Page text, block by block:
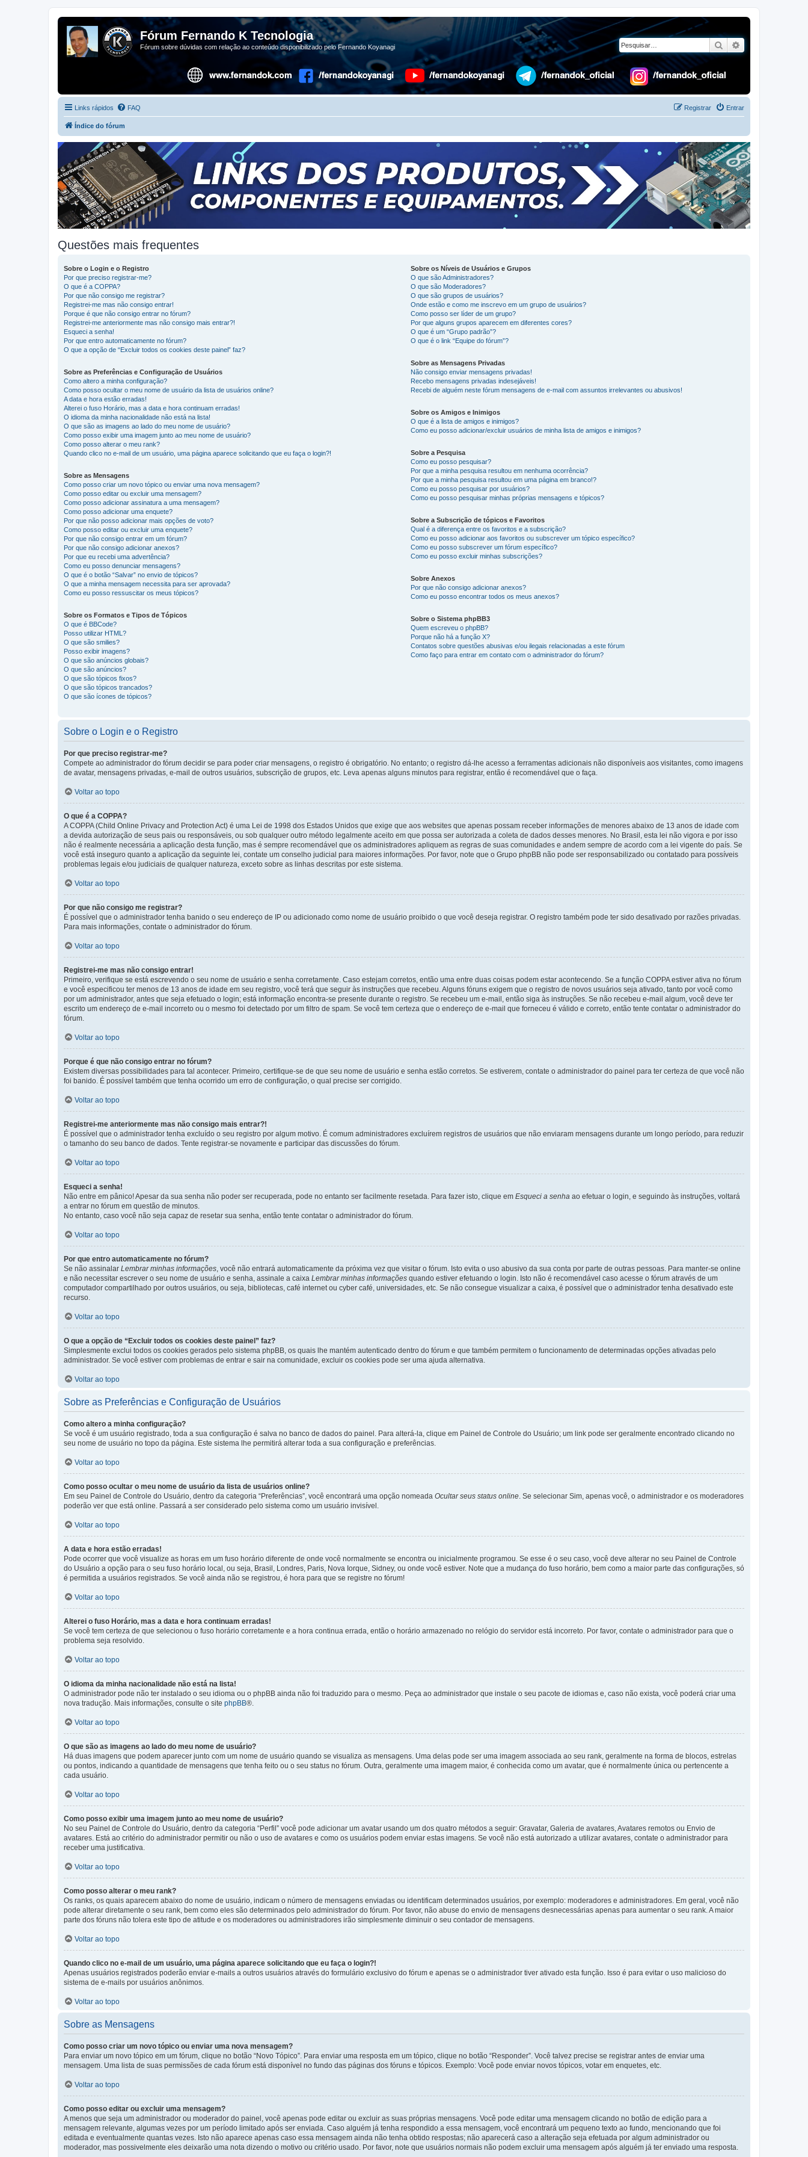
Fórum Fernando K Tecnologia
Fórum sobre dúvidas com relação ao conteúdo disponibilizado pelo Fernando Koyanagi Pesquisar
Links rápidos FAQ Entrar
Registrar
Índice do fórum
Questões mais frequentes
Sobre o Login e o Registro
Por que preciso registrar-me?
O que é a COPPA?
Por que não consigo me registrar?
Registrei-me mas não consigo entrar!
Porque é que não consigo entrar no fórum?
Registrei-me anteriormente mas não consigo mais entrar?!
Esqueci a senha!
Por que entro automaticamente no fórum?
O que a opção de “Excluir todos os cookies deste painel” faz?
Sobre as Preferências e Configuração de Usuários
Como altero a minha configuração?
Como posso ocultar o meu nome de usuário da lista de usuários online?
A data e hora estão erradas!
Alterei o fuso Horário, mas a data e hora continuam erradas!
O idioma da minha nacionalidade não está na lista!
O que são as imagens ao lado do meu nome de usuário?
Como posso exibir uma imagem junto ao meu nome de usuário?
Como posso alterar o meu rank?
Quando clico no e-mail de um usuário, uma página aparece solicitando que eu faça o login?!
Sobre as Mensagens
Como posso criar um novo tópico ou enviar uma nova mensagem?
Como posso editar ou excluir uma mensagem?
Como posso adicionar assinatura a uma mensagem?
Como posso adicionar uma enquete?
Por que não posso adicionar mais opções de voto?
Como posso editar ou excluir uma enquete?
Por que não consigo entrar em um fórum?
Por que não consigo adicionar anexos?
Por que eu recebi uma advertência?
Como eu posso denunciar mensagens?
O que é o botão “Salvar” no envio de tópicos?
O que a minha mensagem necessita para ser aprovada?
Como eu posso ressuscitar os meus tópicos?
Sobre os Formatos e Tipos de Tópicos
O que é BBCode?
Posso utilizar HTML?
O que são smilies?
Posso exibir imagens?
O que são anúncios globais?
O que são anúncios?
O que são tópicos fixos?
O que são tópicos trancados?
O que são ícones de tópicos?
Sobre os Níveis de Usuários e Grupos
O que são Administradores?
O que são Moderadores?
O que são grupos de usuários?
Onde estão e como me inscrevo em um grupo de usuários?
Como posso ser líder de um grupo?
Por que alguns grupos aparecem em diferentes cores?
O que é um “Grupo padrão”?
O que é o link “Equipe do fórum”?
Sobre as Mensagens Privadas
Não consigo enviar mensagens privadas!
Recebo mensagens privadas indesejáveis!
Recebi de alguém neste fórum mensagens de e-mail com assuntos irrelevantes ou abusivos!
Sobre os Amigos e Inimigos
O que é a lista de amigos e inimigos?
Como eu posso adicionar/excluir usuários de minha lista de amigos e inimigos?
Sobre a Pesquisa
Como eu posso pesquisar?
Por que a minha pesquisa resultou em nenhuma ocorrência?
Por que a minha pesquisa resultou em uma página em branco!?
Como eu posso pesquisar por usuários?
Como eu posso pesquisar minhas próprias mensagens e tópicos?
Sobre a Subscrição de tópicos e Favoritos
Qual é a diferença entre os favoritos e a subscrição?
Como eu posso adicionar aos favoritos ou subscrever um tópico específico?
Como eu posso subscrever um fórum específico?
Como eu posso excluir minhas subscrições?
Sobre Anexos
Por que não consigo adicionar anexos?
Como eu posso encontrar todos os meus anexos?
Sobre o Sistema phpBB3
Quem escreveu o phpBB?
Porque não há a função X?
Contatos sobre questões abusivas e/ou ilegais relacionadas a este fórum
Como faço para entrar em contato com o administrador do fórum?
Sobre o Login e o Registro
Por que preciso registrar-me?
Compete ao administrador do fórum decidir se para poder criar mensagens, o registro é obrigatório. No entanto; o registro dá-lhe acesso a ferramentas adicionais não disponíveis aos visitantes, como imagens
de avatar, mensagens privadas, e-mail de outros usuários, subscrição de grupos, etc. Leva apenas alguns minutos para registrar, então é recomendável que o faça.
Voltar ao topo
O que é a COPPA?
A COPPA (Child Online Privacy and Protection Act) é uma Lei de 1998 dos Estados Unidos que exige que aos websites que apenas possam receber informações de menores abaixo de 13 anos de idade com
a devida autorização de seus pais ou responsáveis, ou sob qualquer outro método legalmente aceito em que possa ser autorizada a coleta de dados desses menores. No Brasil, esta lei não vigora e por isso
não é realmente necessária a aplicação desta função, mas é sempre recomendável que os administradores apliquem as regras de suas comunidades e andem sempre de acordo com a lei vigente do país. Se
você está inseguro quanto a aplicação da seguinte lei, contate um conselho judicial para maiores informações. Por favor, note que o Grupo phpBB não pode ser responsabilizado ou contatado para possíveis
problemas legais e/ou judiciais de qualquer natureza, exceto sobre as linhas descritas por este sistema.
Voltar ao topo
Por que não consigo me registrar?
É possível que o administrador tenha banido o seu endereço de IP ou adicionado como nome de usuário proibido o que você deseja registrar. O registro também pode ter sido desativado por razões privadas.
Para mais informações, contate o administrador do fórum.
Voltar ao topo
Registrei-me mas não consigo entrar!
Primeiro, verifique se está escrevendo o seu nome de usuário e senha corretamente. Caso estejam corretos, então uma entre duas coisas podem estar acontecendo. Se a função COPPA estiver ativa no fórum
e você especificou ter menos de 13 anos de idade em seu registro, você terá que seguir às instruções que recebeu. Alguns fóruns exigem que o registro de novos usuários seja ativado, tanto por você como
por um administrador, antes que seja efetuado o login; está informação encontra-se presente durante o registro. Se recebeu um e-mail, então siga às instruções. Se não recebeu e-mail algum, você deve ter
escrito um endereço de e-mail incorreto ou o mesmo foi detectado por um filtro de spam. Se você tem certeza que o endereço de e-mail que forneceu é válido e correto, então tente contatar o administrador do
fórum.
Voltar ao topo
Porque é que não consigo entrar no fórum?
Existem diversas possibilidades para tal acontecer. Primeiro, certifique-se de que seu nome de usuário e senha estão corretos. Se estiverem, contate o administrador do painel para ter certeza de que você não
foi banido. É possível também que tenha ocorrido um erro de configuração, o qual precise ser corrigido.
Voltar ao topo
Registrei-me anteriormente mas não consigo mais entrar?!
É possível que o administrador tenha excluído o seu registro por algum motivo. É comum administradores excluírem registros de usuários que não enviaram mensagens durante um longo período, para reduzir
o tamanho do seu banco de dados. Tente registrar-se novamente e participar das discussões do fórum.
Voltar ao topo
Esqueci a senha!
Não entre em pânico! Apesar da sua senha não poder ser recuperada, pode no entanto ser facilmente resetada. Para fazer isto, clique em Esqueci a senha ao efetuar o login, e seguindo às instruções, voltará
a entrar no fórum em questão de minutos.
No entanto, caso você não seja capaz de resetar sua senha, então tente contatar o administrador do fórum.
Voltar ao topo
Por que entro automaticamente no fórum?
Se não assinalar Lembrar minhas informações, você não entrará automaticamente da próxima vez que visitar o fórum. Isto evita o uso abusivo da sua conta por parte de outras pessoas. Para manter-se online
e não necessitar escrever o seu nome de usuário e senha, assinale a caixa Lembrar minhas informações quando estiver efetuando o login. Isto não é recomendável caso acesse o fórum através de um
computador compartilhado por outros usuários, ou seja, bibliotecas, café internet ou cyber café, universidades, etc. Se não consegue visualizar a caixa, é possível que o administrador tenha desativado este
recurso.
Voltar ao topo
O que a opção de “Excluir todos os cookies deste painel” faz?
Simplesmente exclui todos os cookies gerados pelo sistema phpBB, os quais lhe mantém autenticado dentro do fórum e que também permitem o funcionamento de determinadas opções ativadas pelo
administrador. Se você estiver com problemas de entrar e sair na comunidade, excluir os cookies pode ser uma ajuda alternativa.
Voltar ao topo
Sobre as Preferências e Configuração de Usuários
Como altero a minha configuração?
Se você é um usuário registrado, toda a sua configuração é salva no banco de dados do painel. Para alterá-la, clique em Painel de Controle do Usuário; um link pode ser geralmente encontrado clicando no
seu nome de usuário no topo da página. Este sistema lhe permitirá alterar toda a sua configuração e preferências.
Voltar ao topo
Como posso ocultar o meu nome de usuário da lista de usuários online?
Em seu Painel de Controle do Usuário, dentro da categoria “Preferências”, você encontrará uma opção nomeada Ocultar seus status online. Se selecionar Sim, apenas você, o administrador e os moderadores
poderão ver que está online. Passará a ser considerado pelo sistema como um usuário invisível.
Voltar ao topo
A data e hora estão erradas!
Pode ocorrer que você visualize as horas em um fuso horário diferente de onde você normalmente se encontra ou inicialmente programou. Se esse é o seu caso, você deve alterar no seu Painel de Controle
do Usuário a opção para o seu fuso horário local, ou seja, Brasil, Londres, Paris, Nova Iorque, Sidney, ou onde você estiver. Note que a mudança do fuso horário, bem como a maior parte das configurações, só
é permitida a usuários registrados. Se você ainda não se registrou, é hora para que se registre no fórum!
Voltar ao topo
Alterei o fuso Horário, mas a data e hora continuam erradas!
Se você tem certeza de que selecionou o fuso horário corretamente e a hora continua errada, então o horário armazenado no relógio do servidor está incorreto. Por favor, contate o administrador para que o
problema seja resolvido.
Voltar ao topo
O idioma da minha nacionalidade não está na lista!
O administrador pode não ter instalado o seu idioma ou o phpBB ainda não foi traduzido para o mesmo. Peça ao administrador que instale o seu pacote de idiomas e, caso não exista, você poderá criar uma
nova tradução. Mais informações, consulte o site phpBB®.
Voltar ao topo
O que são as imagens ao lado do meu nome de usuário?
Há duas imagens que podem aparecer junto com um nome de usuário quando se visualiza as mensagens. Uma delas pode ser uma imagem associada ao seu rank, geralmente na forma de blocos, estrelas
ou pontos, indicando a quantidade de mensagens que tenha feito ou o seu status no fórum. Outra, geralmente uma imagem maior, é conhecida como um avatar, que é normalmente única ou pertencente a
cada usuário.
Voltar ao topo
Como posso exibir uma imagem junto ao meu nome de usuário?
No seu Painel de Controle do Usuário, dentro da categoria “Perfil” você pode adicionar um avatar usando um dos quatro métodos a seguir: Gravatar, Galeria de avatares, Avatares remotos ou Envio de
avatares. Está ao critério do administrador permitir ou não o uso de avatares e como os usuários podem enviar estas imagens. Se você não está autorizado a utilizar avatares, contate o administrador para
receber uma justificativa.
Voltar ao topo
Como posso alterar o meu rank?
Os ranks, os quais aparecem abaixo do nome de usuário, indicam o número de mensagens enviadas ou identificam determinados usuários, por exemplo: moderadores e administradores. Em geral, você não
pode alterar diretamente o seu rank, bem como eles são determinados pelo administrador do fórum. Por favor, não abuse do envio de mensagens desnecessárias apenas para aumentar o seu rank. A maior
parte dos fóruns não tolera este tipo de atitude e os moderadores ou administradores irão simplesmente diminuir o seu contador de mensagens.
Voltar ao topo
Quando clico no e-mail de um usuário, uma página aparece solicitando que eu faça o login?!
Apenas usuários registrados poderão enviar e-mails a outros usuários através do formulário exclusivo do fórum e apenas se o administrador tiver ativado esta função. Isso é para evitar o uso malicioso do
sistema de e-mails por usuários anônimos.
Voltar ao topo
Sobre as Mensagens
Como posso criar um novo tópico ou enviar uma nova mensagem?
Para enviar um novo tópico em um fórum, clique no botão “Novo Tópico”. Para enviar uma resposta em um tópico, clique no botão “Responder”. Você talvez precise se registrar antes de enviar uma
mensagem. Uma lista de suas permissões de cada fórum está disponível no fundo das páginas dos fóruns e tópicos. Exemplo: Você pode enviar novos tópicos, votar em enquetes, etc.
Voltar ao topo
Como posso editar ou excluir uma mensagem?
A menos que seja um administrador ou moderador do painel, você apenas pode editar ou excluir as suas próprias mensagens. Você pode editar uma mensagem clicando no botão de edição para a
mensagem relevante, algumas vezes por um período limitado após ser enviada. Caso alguém já tenha respondido a essa mensagem, você encontrará um pequeno texto ao fundo, mencionando que foi
editada e eventualmente quantas vezes. Isto não aparece apenas caso essa mensagem ainda não tenha obtido respostas; não aparecerá caso a alteração seja efetuada por algum administrador ou
moderador, mas possivelmente eles deixarão uma nota dizendo o motivo ou critério usado. Por favor, note que usuários normais não podem excluir uma mensagem após alguém já ter enviado uma resposta.